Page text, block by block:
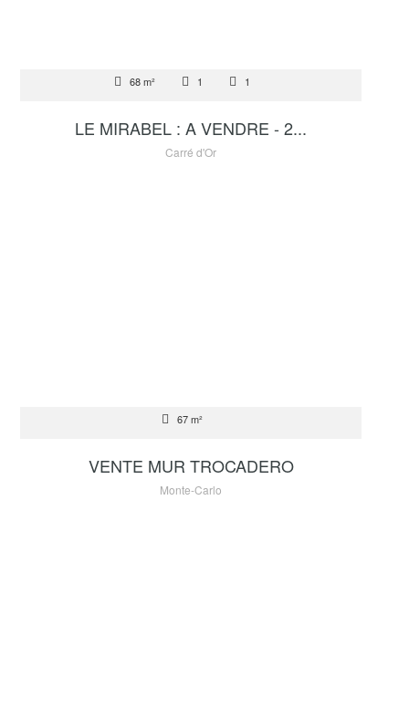
68 m² 1 1
LE MIRABEL : A VENDRE - 2...
Carré d'Or
67 m²
VENTE MUR TROCADERO
Monte-Carlo